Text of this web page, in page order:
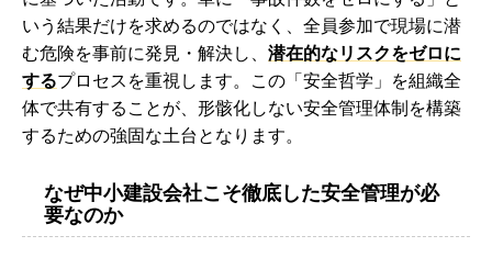
いう結果だけを求めるのではなく、全員参加で現場に潜
む危険を事前に発見・解決し、 潜在的なリスクをゼロに
するプロセスを重視します。この「安全哲学」を組織全
体で共有することが、形骸化しない安全管理体制を構築
するための強固な土台となります。
なぜ中小建設会社こそ徹底した安全管理が必
要なのか